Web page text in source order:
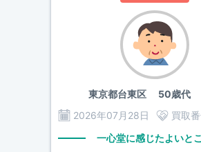
東京都台東区50歳代
2026年07月28日
買取番
一心堂に感じたよいと